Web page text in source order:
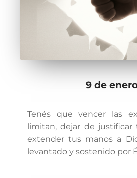
9 de
Tenés que vencer las
limitan, dejar de
extender tus manos a
levantado y sostenido por